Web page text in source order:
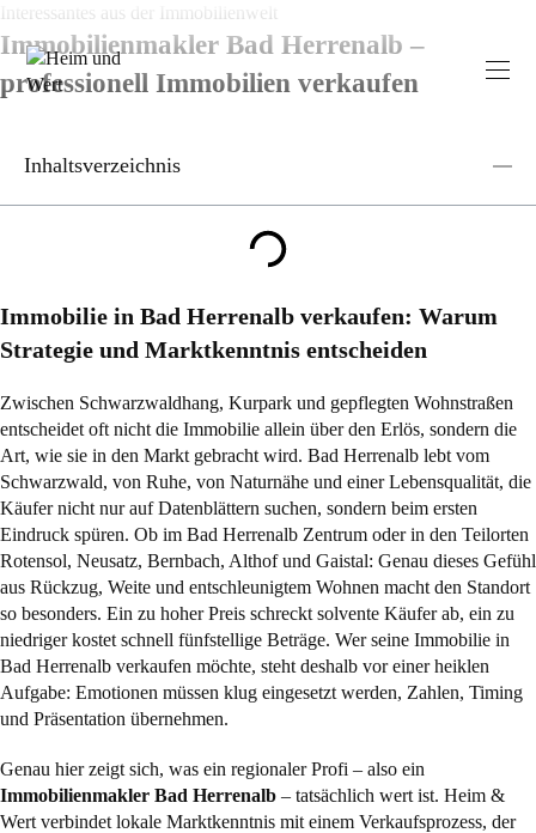
Zum
Inhalt
springen
Interessantes aus der Immobilienwelt
Immobilienmakler Bad Herrenalb –
professionell Immobilien verkaufen
Inhaltsverzeichnis
Immobilie in Bad Herrenalb verkaufen: Warum
Strategie und Marktkenntnis entscheiden
Zwischen Schwarzwaldhang, Kurpark und gepflegten Wohnstraßen
entscheidet oft nicht die Immobilie allein über den Erlös, sondern die
Art, wie sie in den Markt gebracht wird. Bad Herrenalb lebt vom
Schwarzwald, von Ruhe, von Naturnähe und einer Lebensqualität, die
Käufer nicht nur auf Datenblättern suchen, sondern beim ersten
Eindruck spüren. Ob im Bad Herrenalb Zentrum oder in den Teilorten
Rotensol, Neusatz, Bernbach, Althof und Gaistal: Genau dieses Gefühl
aus Rückzug, Weite und entschleunigtem Wohnen macht den Standort
so besonders. Ein zu hoher Preis schreckt solvente Käufer ab, ein zu
niedriger kostet schnell fünfstellige Beträge. Wer seine Immobilie in
Bad Herrenalb verkaufen möchte, steht deshalb vor einer heiklen
Aufgabe: Emotionen müssen klug eingesetzt werden, Zahlen, Timing
und Präsentation übernehmen.
Genau hier zeigt sich, was ein regionaler Profi – also ein
Immobilienmakler Bad Herrenalb – tatsächlich wert ist. Heim &
Wert verbindet lokale Marktkenntnis mit einem Verkaufsprozess, der